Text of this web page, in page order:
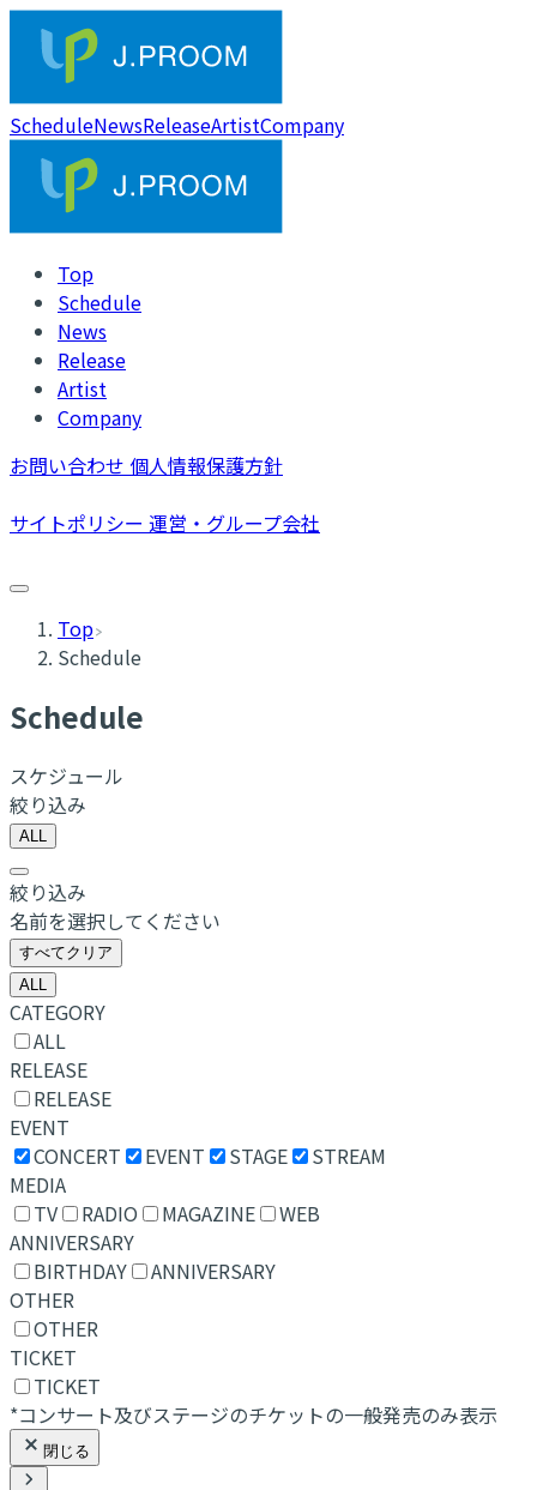
ScheduleNewsReleaseArtistCompany
Top
Schedule
News
Release
Artist
Company
お問い合わせ 個人情報保護方針
サイトポリシー 運営・グループ会社
Top
Schedule
Schedule
スケジュール
絞り込み
ALL
絞り込み
名前を選択してください
すべてクリア
ALL
CATEGORY
ALL
RELEASE
RELEASE
EVENT
CONCERT
EVENT STAGE
STREAM
MEDIA
TV
RADIO MAGAZINE
WEB
ANNIVERSARY
BIRTHDAY
ANNIVERSARY
OTHER
OTHER
TICKET
TICKET
*コンサート及びステージのチケットの一般発売のみ表示
閉じる